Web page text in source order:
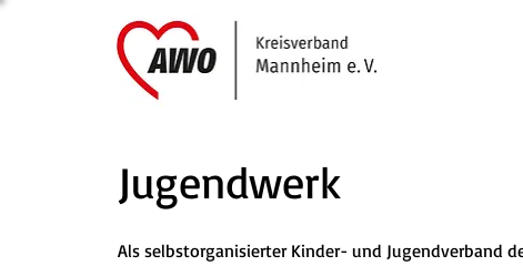
Jugendwerk
Als selbstorganisierter Kinder- und Jugendverband